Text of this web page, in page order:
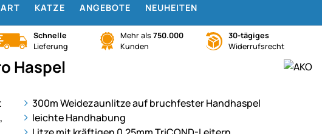
KATZE ANGEBOTE NEUHEITEN
Schnelle
Lieferung
Mehr als 750.000
Kunden
30-tägiges
Widerrufsrecht
Haspel
300m Weidezaunlitze auf bruchfester Handhaspel
leichte Handhabung